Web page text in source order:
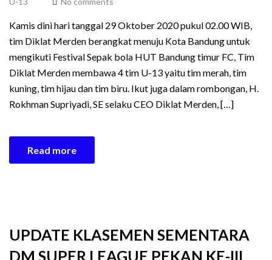
Kamis dini hari tanggal 29 Oktober 2020 pukul 02.00 WIB,
tim Diklat Merden berangkat menuju Kota Bandung untuk
mengikuti Festival Sepak bola HUT Bandung timur FC, Tim
Diklat Merden membawa 4 tim U-13 yaitu tim merah, tim
kuning, tim hijau dan tim biru. Ikut juga dalam rombongan, H.
Rokhman Supriyadi, SE selaku CEO Diklat Merden, […]
Read more
UPDATE KLASEMEN SEMENTARA
DM SUPER LEAGUE PEKAN KE-III